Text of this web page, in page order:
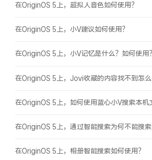
在OriginOS 5上，超拟人音色如何使用？
在OriginOS 5上，小V建议如何使用？
在OriginOS 5上，小V记忆是什么？如何使用？
在OriginOS 5上，Jovi收藏的内容找不到怎么
在OriginOS 5上，如何使用蓝心小V搜索本机
在OriginOS 5上，相册智能搜索如何使用？